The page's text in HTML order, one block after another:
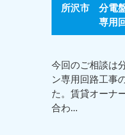
所沢市 分電
専用
今回のご相談は
ン専用回路工事
た。賃貸オーナ
合わ...